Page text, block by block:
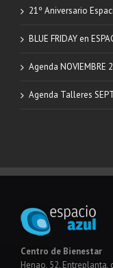
21º Aniversario
BLUE FRIDAY en
Agenda NOVIEMBRE
Agenda Talleres
Centro de Bienestar
Henao, 52. Entreplanta,